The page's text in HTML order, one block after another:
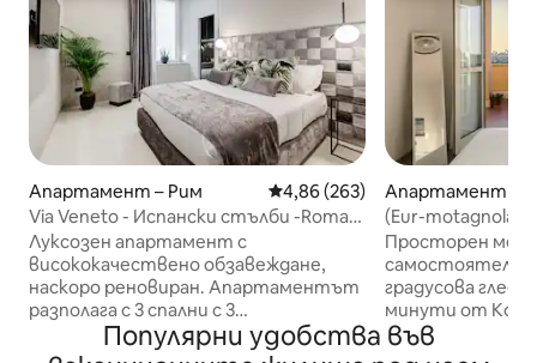
Апартамент – Рим Средна оценка: 4,86 от 5,
4,86 (263)
Via Veneto - Испански стълби -Roma
Luma Suite 29
Луксозен апартамент с
висококачествено обзавеждане,
наскоро реновиран. Апартаментът
разполага с 3 спални с 3
самостоятелни бани.
Самостоятелна хидромасажна вана
Апартамент –
(Eur-motagnola)
тераса изглед
Просторен
самостоятелна
градусова гледка
минути от
Трастевере, 5
линия B - само на 50 м от
Популярни удобства във